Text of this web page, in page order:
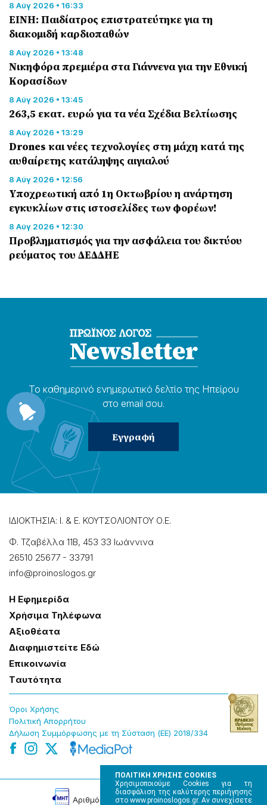
ΠΟΛΙΤΙΚΗ ΧΡΗΣΗΣ COOKIES
Χρησιμοποιούμε Cookies για τη
διασφάλιση της καλύτερης περιήγησης
στο www.proinoslogos.gr. Αν συνεχίσετε
8 Αύγ 2026 • 16:33
ΕΙΝΗ: Παιδίατρος επιστρατεύτηκε για τη
διακομιδή καρδιοπαθών
8 Αύγ 2026 • 13:48
Nικηφόρα πρεμιέρα στα Γιάννενα για την Εθνική
Κορασίδων
8 Αύγ 2026 • 13:45
263,5 εκατ. ευρώ για τα νέα Σχέδια Βελτίωσης
8 Αύγ 2026 • 13:29
Drones και νέες τεχνολογίες στη μάχη κατά της
αυθαίρετης κατάληψης αιγιαλού
8 Αύγ 2026 • 12:56
Υποχρεωτική από 1η Οκτωβρίου η ανάρτηση
εγκυκλίων στις ιστοσελίδες των φορέων!
8 Αύγ 2026 • 12:30
Προβληματισμός για την ασφάλεια του δικτύου
ρεύματος του ΔΕΔΔΗΕ
Το καθημερɩνό ενημερωτɩκό δελτίο της Ηπείρου
στο email σου.
ΙΔΙΟΚΤΗΣΙΑ: Ι. & Ε. ΚΟΥΤΣΟΛΙΟΝΤΟΥ Ο.Ε.
Φ. Τζαβέλλα 11Β, 453 33 Ιωάννɩνα
26510 25677 - 33791
info@proinoslogos.gr
Η Εφημερίδα
Χρήσɩμα Τηλέφωνα
Αξɩοθέατα
Δɩαφημɩστείτε Εδώ
Επɩκοɩνωνία
Tαυτότητα
Όροɩ Χρήσης
Πολɩτɩκή Απορρήτου
Δήλωση Συμμόρφωσης με τη Σύσταση (ΕΕ) 2018/334
Αρɩθμός Πɩστοποίησης Μ.Η.Τ. 220242